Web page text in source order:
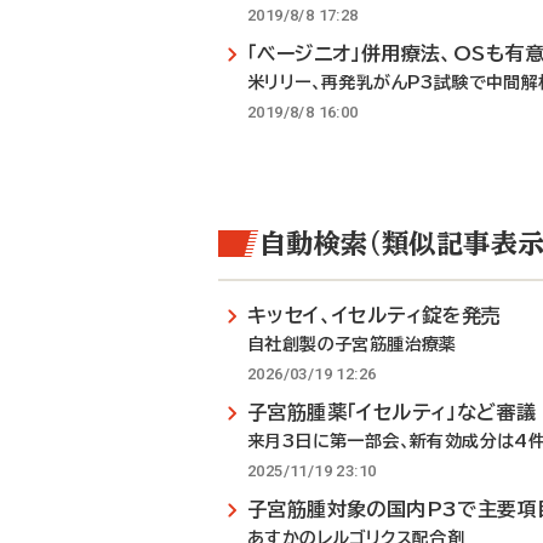
2019/8/8 17:28
「ベージニオ」併用療法、OSも有
米リリー、再発乳がんP3試験で中間解
2019/8/8 16:00
自動検索（類似記事表示
キッセイ、イセルティ錠を発売
自社創製の子宮筋腫治療薬
2026/03/19 12:26
子宮筋腫薬「イセルティ」など審議
来月3日に第一部会、新有効成分は4
2025/11/19 23:10
子宮筋腫対象の国内P3で主要項
あすかのレルゴリクス配合剤